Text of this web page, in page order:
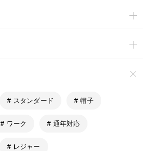
# スタンダード # 帽子
# ワーク # 通年対応
# レジャー